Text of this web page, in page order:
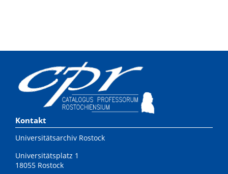
Kontakt
Universitätsarchiv Rostock
Universitätsplatz 1
18055 Rostock